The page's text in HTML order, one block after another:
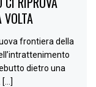
VOLTA
frontiera della
dietro una
[…]